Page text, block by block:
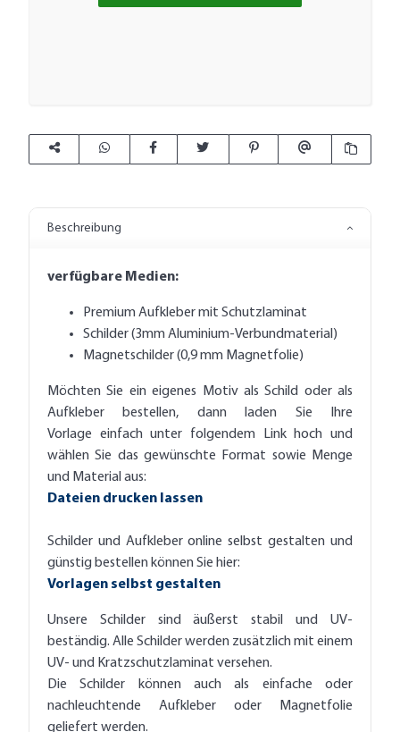
Beschreibung
verfügbare Medien:
Premium Aufkleber mit Schutzlaminat
Schilder (3mm Aluminium-Verbundmaterial)
Magnetschilder (0,9 mm Magnetfolie)
Möchten Sie ein eigenes Motiv als Schild oder als
Aufkleber bestellen, dann laden Sie Ihre
Vorlage einfach unter folgendem Link hoch und
wählen Sie das gewünschte Format sowie Menge
und Material aus:
Dateien drucken lassen
Schilder und Aufkleber online selbst gestalten und
günstig bestellen können Sie hier:
Vorlagen selbst gestalten
Unsere Schilder sind äußerst stabil und UV-
beständig. Alle Schilder werden zusätzlich mit einem
UV- und Kratzschutzlaminat versehen.
Die Schilder können auch als einfache oder
nachleuchtende Aufkleber oder Magnetfolie
geliefert werden.